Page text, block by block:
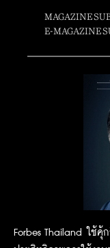
Forbes Thailand ใช้คุ้
MAGAZINE
E-MAGAZINE